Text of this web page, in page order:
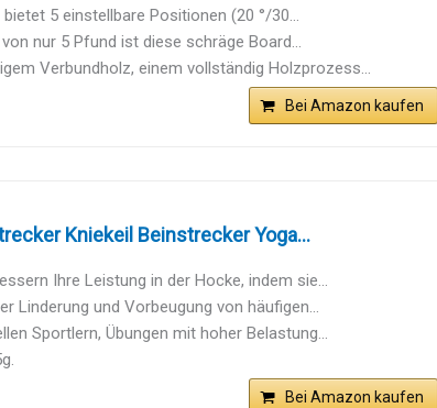
5 einstellbare Positionen (20 °/30...
nur 5 Pfund ist diese schräge Board...
Verbundholz, einem vollständig Holzprozess...
Bei Amazon kaufen
Kniekeil Beinstrecker Yoga...
Ihre Leistung in der Hocke, indem sie...
Linderung und Vorbeugung von häufigen...
Sportlern, Übungen mit hoher Belastung...
Bei Amazon kaufen